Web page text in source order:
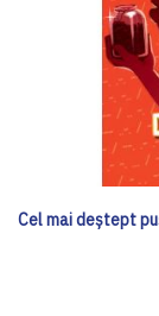
Cel mai deștept